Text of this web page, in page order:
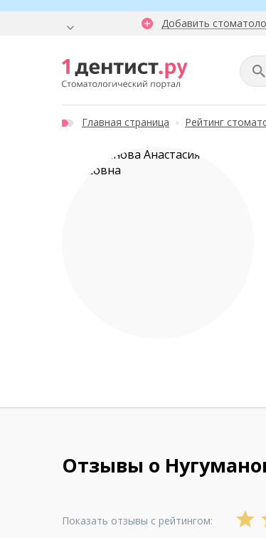
Добавить
Главная страница Рейтинг
Отзывы о
Показать отзывы с рейтингом: